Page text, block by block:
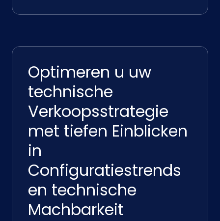
Optimeren u uw
technische
Verkoopsstrategie
met tiefen Einblicken
in
Configuratiestrends
en technische
Machbarkeit